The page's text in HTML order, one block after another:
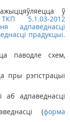
ў
ТКП 5.1.03-2012
адпаведнасці
прадукцыі.
паводле схем,
пры рэгістрацыі
аб адпаведнасці
(форма